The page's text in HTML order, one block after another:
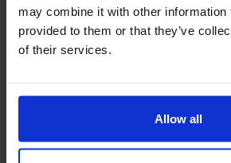
may combine it with other information
provided to them or that they’ve
of their services.
Allow all